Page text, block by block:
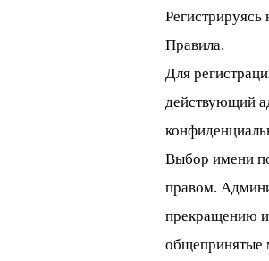
Регистрируясь
Правила.
Для
действующий
Выбор имени
правом.
прекращению
общепринятые